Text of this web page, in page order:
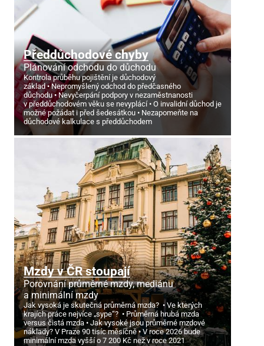
Předdůchodové chyby
Plánování odchodu do důchodu
Kontrola průběhu pojištění je důchodový
základ
Nepromyšlený odchod do předčasného
důchodu
Nevyčerpání podpory v nezaměstnanosti
v předdůchodovém věku se nevyplácí
O invalidní důchod je
možné požádat i před šedesátkou
Nezapomeňte na
důchodové kalkulace s předdůchodem
Mzdy v ČR stoupají
Porovnání průměrné mzdy, mediánu
a minimální mzdy
Jak vysoká je skutečná průměrná mzda?
Ve kterých
krajích práce nejvíce „sype“?
Průměrná hrubá mzda
versus čistá mzda
Jak vysoké jsou průměrné mzdové
náklady? V Praze 90 tisíc měsíčně
V roce 2026 bude
minimální mzda vyšší o 7 200 Kč než v roce 2021